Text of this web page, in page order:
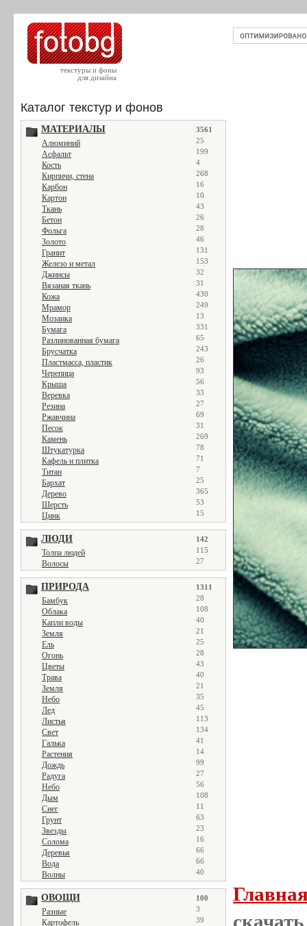
текстуры и фоны
для дизайна
Каталог текстур и фонов
МАТЕРИАЛЫ 3561
Алюминий 25
Асфальт 199
Кость 4
Кирпичи, стена 268
Карбон 16
Картон 10
Ткань 43
Бетон 26
Фольга 28
Золото 46
Гранит 131
Железо и метал 153
Джинсы 32
Вязаная ткань 31
Кожа 430
Мрамор 249
Мозаика 13
Бумага 331
Разлинованная бумага 65
Брусчатка 243
Пластмасса, пластик 26
Черепица 93
Крыша 56
Веревка 33
Резина 27
Ржавчина 69
Песок 31
Камень 269
Штукатурка 78
Кафель и плитка 71
Титан 7
Бархат 25
Дерево 365
Шерсть 53
Цинк 15
ЛЮДИ 142
Толпа людей 115
Волосы 27
ПРИРОДА 1311
Бамбук 28
Облака 108
Капли воды 40
Земля 21
Ель 25
Огонь 28
Цветы 43
Трава 40
Земля 21
Небо 35
Лед 45
Листья 113
Свет 134
Галька 41
Растения 14
Дождь 99
Радуга 27
Небо 56
Дым 108
Снег 11
Грунт 63
Звезды 23
Солома 16
Деревья 66
Вода 66
Волны 40
ОВОЩИ 100
Разные 3
Картофель 39